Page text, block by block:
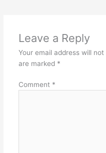
Leave a Reply
Your email address will not
are marked *
Comment *